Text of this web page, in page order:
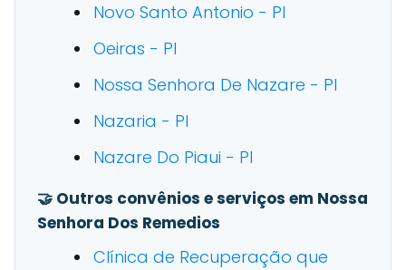
Novo Santo Antonio - PI
Oeiras - PI
Nossa Senhora De Nazare - PI
Nazaria - PI
Nazare Do Piaui - PI
🤝 Outros convênios e serviços em Nossa
Senhora Dos Remedios
Clínica de Recuperação que